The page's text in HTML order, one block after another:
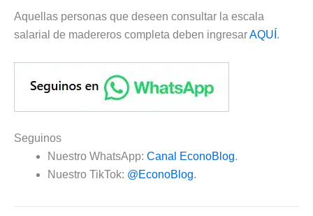
Aquellas personas que deseen consultar la escala
salarial de madereros completa deben ingresarAQUÍ .
Seguinos
Nuestro WhatsApp: Canal EconoBlog.
Nuestro TikTok: @EconoBlog.